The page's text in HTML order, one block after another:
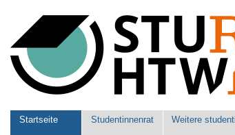
Werkzeuge
Sektionen
Startseite Studentinnenrat Weitere